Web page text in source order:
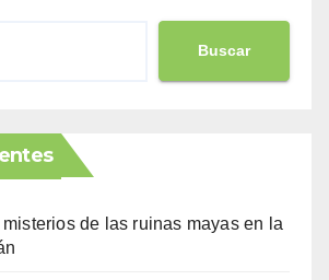
Buscar
de las ruinas mayas en la